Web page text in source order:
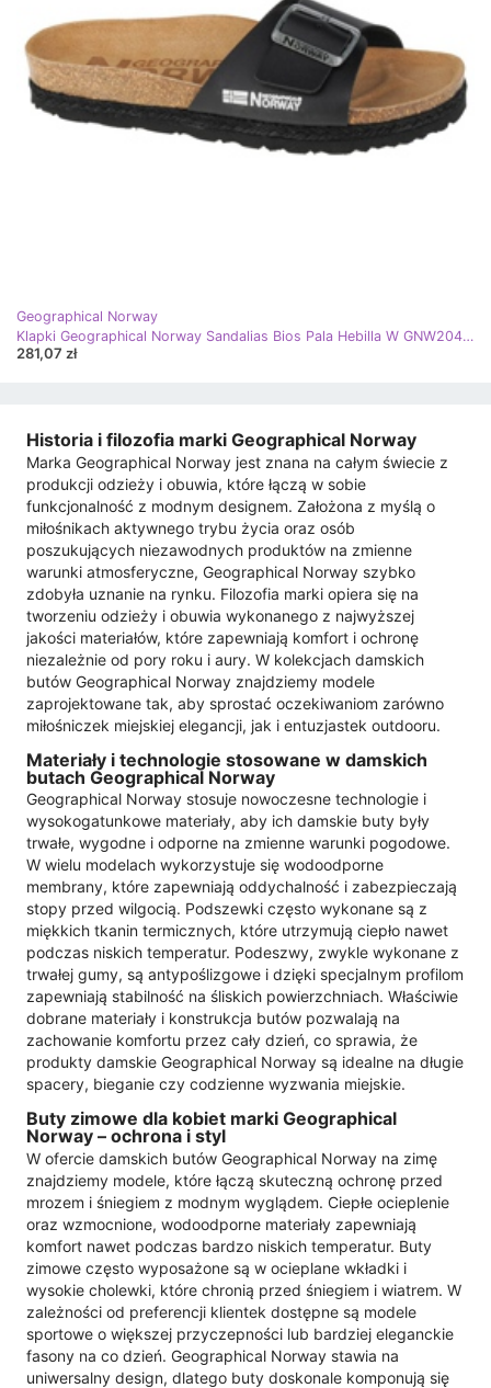
Geographical Norway
Klapki Geographical Norway Sandalias Bios Pala Hebilla W GNW20419-01 czarne
281,07 zł
Historia i filozofia marki Geographical Norway
Marka Geographical Norway jest znana na całym świecie z
produkcji odzieży i obuwia, które łączą w sobie
funkcjonalność z modnym designem. Założona z myślą o
miłośnikach aktywnego trybu życia oraz osób
poszukujących niezawodnych produktów na zmienne
warunki atmosferyczne, Geographical Norway szybko
zdobyła uznanie na rynku. Filozofia marki opiera się na
tworzeniu odzieży i obuwia wykonanego z najwyższej
jakości materiałów, które zapewniają komfort i ochronę
niezależnie od pory roku i aury. W kolekcjach damskich
butów Geographical Norway znajdziemy modele
zaprojektowane tak, aby sprostać oczekiwaniom zarówno
miłośniczek miejskiej elegancji, jak i entuzjastek outdooru.
Materiały i technologie stosowane w damskich
butach Geographical Norway
Geographical Norway stosuje nowoczesne technologie i
wysokogatunkowe materiały, aby ich damskie buty były
trwałe, wygodne i odporne na zmienne warunki pogodowe.
W wielu modelach wykorzystuje się wodoodporne
membrany, które zapewniają oddychalność i zabezpieczają
stopy przed wilgocią. Podszewki często wykonane są z
miękkich tkanin termicznych, które utrzymują ciepło nawet
podczas niskich temperatur. Podeszwy, zwykle wykonane z
trwałej gumy, są antypoślizgowe i dzięki specjalnym profilom
zapewniają stabilność na śliskich powierzchniach. Właściwie
dobrane materiały i konstrukcja butów pozwalają na
zachowanie komfortu przez cały dzień, co sprawia, że
produkty damskie Geographical Norway są idealne na długie
spacery, bieganie czy codzienne wyzwania miejskie.
Buty zimowe dla kobiet marki Geographical
Norway – ochrona i styl
W ofercie damskich butów Geographical Norway na zimę
znajdziemy modele, które łączą skuteczną ochronę przed
mrozem i śniegiem z modnym wyglądem. Ciepłe ocieplenie
oraz wzmocnione, wodoodporne materiały zapewniają
komfort nawet podczas bardzo niskich temperatur. Buty
zimowe często wyposażone są w ocieplane wkładki i
wysokie cholewki, które chronią przed śniegiem i wiatrem. W
zależności od preferencji klientek dostępne są modele
sportowe o większej przyczepności lub bardziej eleganckie
fasony na co dzień. Geographical Norway stawia na
uniwersalny design, dlatego buty doskonale komponują się